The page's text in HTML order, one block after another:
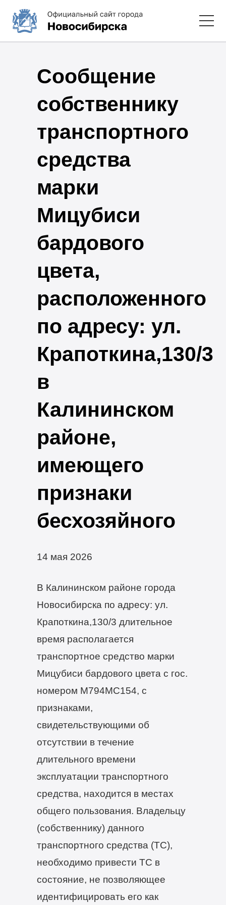
Сообщение
собственнику
транспортного
средства
марки
Мицубиси
бардового
цвета,
расположенного
по адресу: ул.
Крапоткина,130/3
в
Калининском
районе,
имеющего
признаки
бесхозяйного
14 мая 2026
В Калининском районе города
Новосибирска по адресу: ул.
Крапоткина,130/3 длительное
время располагается
транспортное средство марки
Мицубиси бардового цвета с гос.
номером М794МС154, с
признаками,
свидетельствующими об
отсутствии в течение
длительного времени
эксплуатации транспортного
средства, находится в местах
общего пользования. Владельцу
(собственнику) данного
транспортного средства (ТС),
необходимо привести ТС в
состояние, не позволяющее
идентифицировать его как